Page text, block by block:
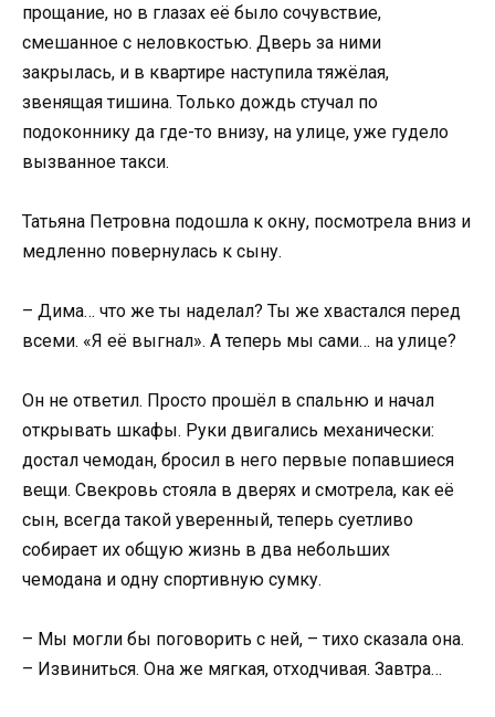
прощание, но в глазах её было сочувствие,
смешанное с неловкостью. Дверь за ними
закрылась, и в квартире наступила тяжёлая,
звенящая тишина. Только дождь стучал по
подоконнику да где-то внизу, на улице, уже гудело
вызванное такси.
Татьяна Петровна подошла к окну, посмотрела вниз и
медленно повернулась к сыну.
– Дима… что же ты наделал? Ты же хвастался перед
всеми. «Я её выгнал». А теперь мы сами… на улице?
Он не ответил. Просто прошёл в спальню и начал
открывать шкафы. Руки двигались механически:
достал чемодан, бросил в него первые попавшиеся
вещи. Свекровь стояла в дверях и смотрела, как её
сын, всегда такой уверенный, теперь суетливо
собирает их общую жизнь в два небольших
чемодана и одну спортивную сумку.
– Мы могли бы поговорить с ней, – тихо сказала она.
– Извиниться. Она же мягкая, отходчивая. Завтра…